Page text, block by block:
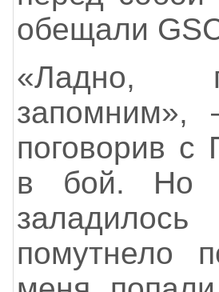
обещали
«Ладно,
поговорив с
в бой. Но
помутнело